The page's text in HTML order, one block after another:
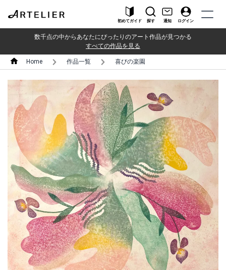
初めてガイド 探す 通知 ログイン
数千点の中からあなたにぴったりのアート作品が見つかる
すべての作品を見る
Home 作品一覧 喜びの楽園